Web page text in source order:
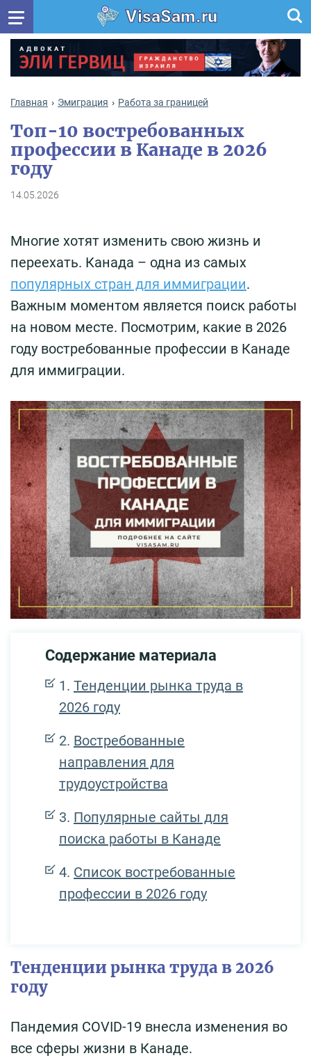
VisaSam.ru
Главная Эмиграция Работа за границей
Топ-10 востребованных
профессии в Канаде в 2026
году
14.05.2026
Многие хотят изменить свою жизнь и
переехать. Канада – одна из самых
популярных стран для иммиграции.
Важным моментом является поиск работы
на новом месте. Посмотрим, какие в 2026
году востребованные профессии в Канаде
для иммиграции.
Содержание материала
Тенденции рынка труда в
2026 году
Востребованные
направления для
трудоустройства
Популярные сайты для
поиска работы в Канаде
Список востребованные
профессии в 2026 году
Тенденции рынка труда в 2026
году
Пандемия COVID-19 внесла изменения во
все сферы жизни в Канаде.